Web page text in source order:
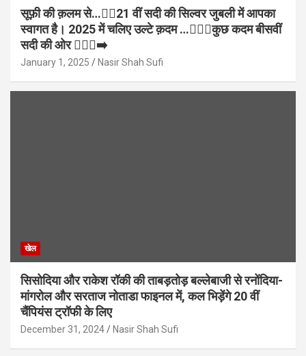
सूफ़ी की क़लम से…✍🏻21 वीं सदी की सिल्वर जुबली में आपका
स्वागत है। 2025 में चलिए उल्टे क़दम …🏃🏻‍♂️कुछ कदम बीसवीं
सदी की ओर 🏃🏻‍♂️‍➡️
January 1, 2025 Nasir Shah Sufi
खेल
सिसोदिया और राकेश रॉकी की ताबड़तोड़ बल्लेबाजी से रनोंदिया-
मांगरोल और सरताज नोताडा फाइनल में, कल भिड़ेंगे 20 वीं
चैंपियंस ट्रॉफी के लिए
December 31, 2024 Nasir Shah Sufi